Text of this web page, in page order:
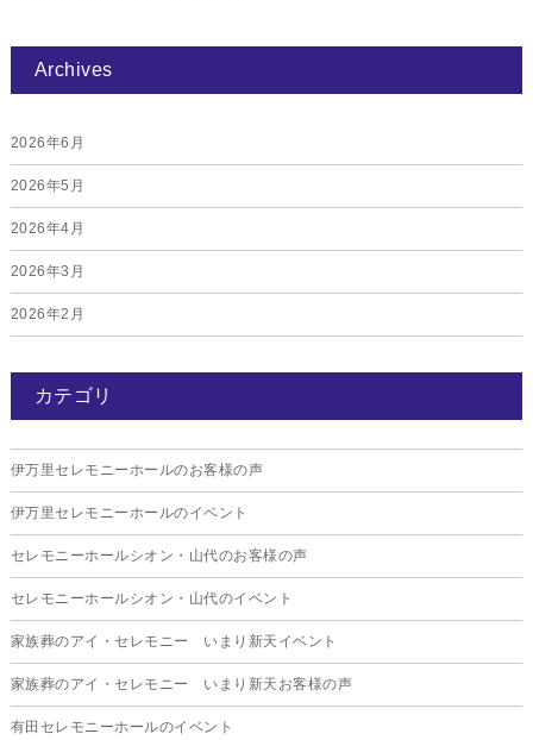
Archives
2026年6月
2026年5月
2026年4月
2026年3月
2026年2月
2025年12月
カテゴリ
伊万里セレモニーホールのお客様の声
伊万里セレモニーホールのイベント
セレモニーホールシオン・山代のお客様の声
セレモニーホールシオン・山代のイベント
家族葬のアイ・セレモニー いまり新天イベント
家族葬のアイ・セレモニー いまり新天お客様の声
有田セレモニーホールのイベント